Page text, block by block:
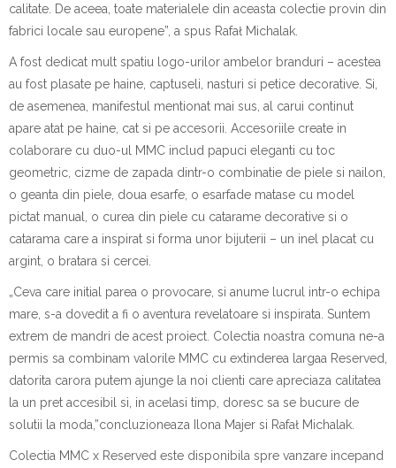
calitate. De aceea toate materialele din aceasta colectie provin din
fabrici locale sau europene”, a spus Rafał Michalak.
A fost dedicat mult spatiu logo-urilor ambelor branduri – acestea
au fost plasate pe haine, captuseli, nasturi si petice decorative. Si,
de asemenea, manifestul mentionat mai sus, al carui continut
apare atat pe haine, cat si pe accesorii. Accesoriile create in
colaborare cu duo-ul MMC includ papuci eleganti cu toc
geometric, cizme de zapada dintr-o combinatie de piele si nailon,
o geanta din piele, doua esarfe, o esarfade matase cu model
pictat manual, o curea din piele cu catarame decorative si o
catarama care a inspirat si forma unor bijuterii – un inel placat cu
argint, o bratara si cercei.
„Ceva care initial parea o provocare, si anume lucrul intr-o echipa
mare, s-a dovedit a fi o aventura revelatoare si inspirata . Suntem
extrem de mandri de acest proiect. Colectia noastra comuna ne-a
permis sa combinam valorile MMC cu extinderea largaa Reserved,
datorita carora putem ajunge la noi clienti care apreciaza calitatea
la un pret accesibil si, in acelasi timp, doresc sa se bucure de
solutii la moda ”concluzioneaza Ilona Majer si Rafał Michalak.
Colectia MMC x Reserved este disponibil a spre vanzare incepand